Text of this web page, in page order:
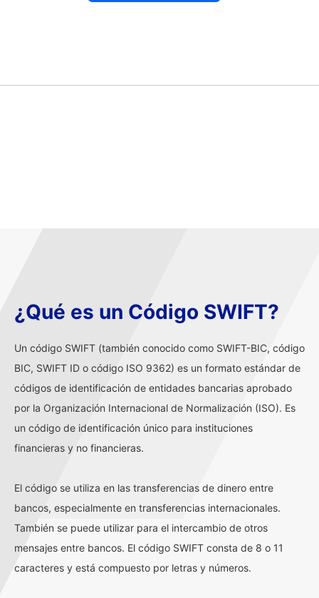
¿Qué es un Código SWIFT?
Un código SWIFT (también conocido como SWIFT-BIC, código
BIC, SWIFT ID o código ISO 9362) es un formato estándar de
códigos de identificación de entidades bancarias aprobado
por la Organización Internacional de Normalización (ISO). Es
un código de identificación único para instituciones
financieras y no financieras.
El código se utiliza en las transferencias de dinero entre
bancos, especialmente en transferencias internacionales.
También se puede utilizar para el intercambio de otros
mensajes entre bancos. El código SWIFT consta de 8 o 11
caracteres y está compuesto por letras y números.